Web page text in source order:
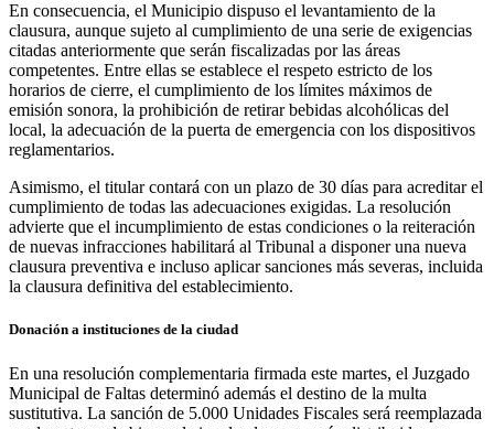
En consecuencia, el Municipio dispuso el levantamiento de la
clausura, aunque sujeto al cumplimiento de una serie de exigencias
citadas anteriormente que serán fiscalizadas por las áreas
competentes. Entre ellas se establece el respeto estricto de los
horarios de cierre, el cumplimiento de los límites máximos de
emisión sonora, la prohibición de retirar bebidas alcohólicas del
local, la adecuación de la puerta de emergencia con los dispositivos
reglamentarios.
Asimismo, el titular contará con un plazo de 30 días para acreditar el
cumplimiento de todas las adecuaciones exigidas. La resolución
advierte que el incumplimiento de estas condiciones o la reiteración
de nuevas infracciones habilitará al Tribunal a disponer una nueva
clausura preventiva e incluso aplicar sanciones más severas, incluida
la clausura definitiva del establecimiento.
Donación a instituciones de la ciudad
En una resolución complementaria firmada este martes, el Juzgado
Municipal de Faltas determinó además el destino de la multa
sustitutiva. La sanción de 5.000 Unidades Fiscales será reemplazada